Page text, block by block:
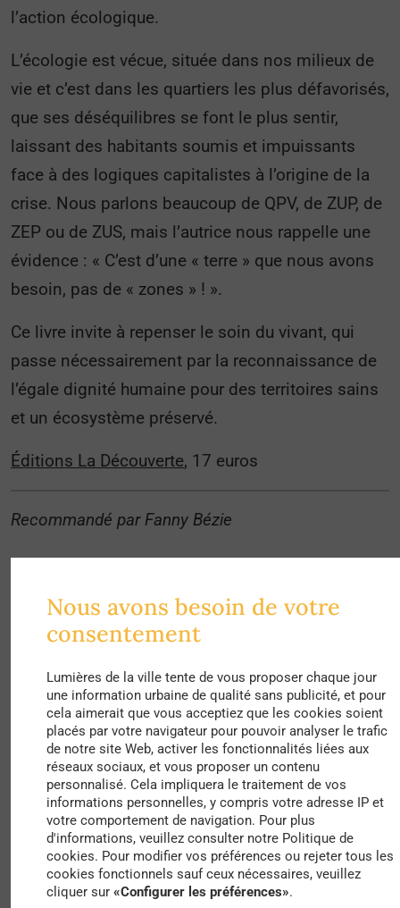
l’action écologique.
L’écologie est vécue, située dans nos milieux de
vie et c’est dans les quartiers les plus défavorisés,
que ses déséquilibres se font le plus sentir,
laissant des habitants soumis et impuissants
face à des logiques capitalistes à l’origine de la
crise. Nous parlons beaucoup de QPV, de ZUP, de
ZEP ou de ZUS, mais l’autrice nous rappelle une
évidence : « C’est d’une « terre » que nous avons
besoin, pas de « zones » ! ».
Ce livre invite à repenser le soin du vivant, qui
passe nécessairement par la reconnaissance de
l’égale dignité humaine pour des territoires sains
et un écosystème préservé.
Éditions La Découverte, 17 euros
Recommandé par Fanny Bézie
est l’un
des
Nous avons besoin de votre
consentement
Lumières de la ville tente de vous proposer chaque jour
une information urbaine de qualité sans publicité, et pour
cela aimerait que vous acceptiez que les cookies soient
placés par votre navigateur pour pouvoir analyser le trafic
de notre site Web, activer les fonctionnalités liées aux
réseaux sociaux, et vous proposer un contenu
personnalisé. Cela impliquera le traitement de vos
informations personnelles, y compris votre adresse IP et
votre comportement de navigation. Pour plus
d'informations, veuillez consulter notre Politique de
cookies. Pour modifier vos préférences ou rejeter tous les
cookies fonctionnels sauf ceux nécessaires, veuillez
cliquer sur«Configurer les préférences».